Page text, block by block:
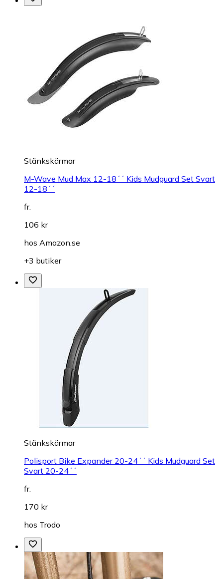
Stänkskärmar
M-Wave Mud Max 12-18´´ Kids Mudguard Set Svart
12-18´´
fr.
106 kr
hos Amazon.se
+3 butiker
Stänkskärmar
Polisport Bike Expander 20-24´´ Kids Mudguard Set
Svart 20-24´´
fr.
170 kr
hos Trodo